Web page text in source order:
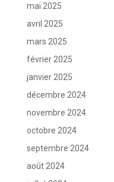
mai 2025
avril 2025
mars 2025
février 2025
janvier 2025
décembre 2024
novembre 2024
octobre 2024
septembre 2024
août 2024